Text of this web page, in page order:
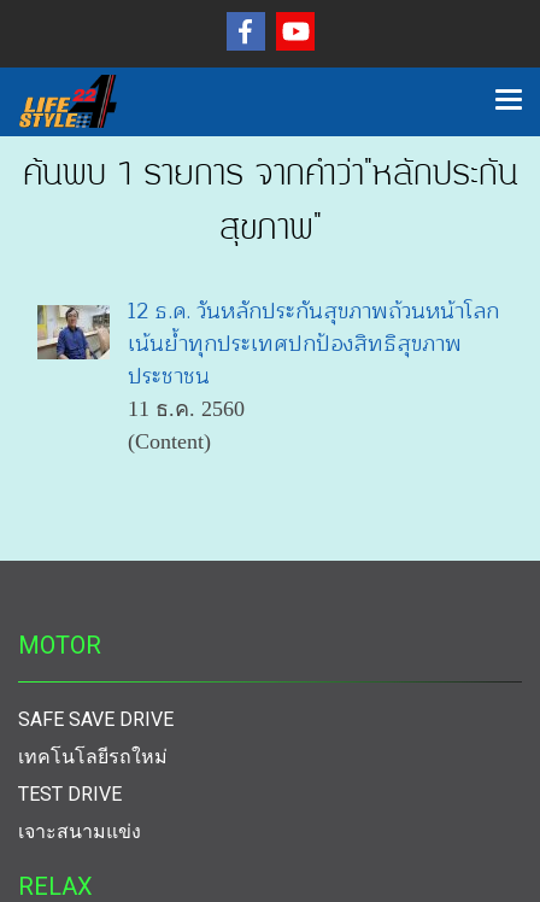
ค้นพบ 1 รายการ จากคำว่า"หลักประกัน
สุขภาพ"
12 ธ.ค. วันหลักประกันสุขภาพถ้วนหน้าโลก
เน้นย้ำทุกประเทศปกป้องสิทธิสุขภาพ
ประชาชน
11 ธ.ค. 2560
(Content)
MOTOR
SAFE SAVE DRIVE
เทคโนโลยีรถใหม่
TEST DRIVE
เจาะสนามแข่ง
RELAX